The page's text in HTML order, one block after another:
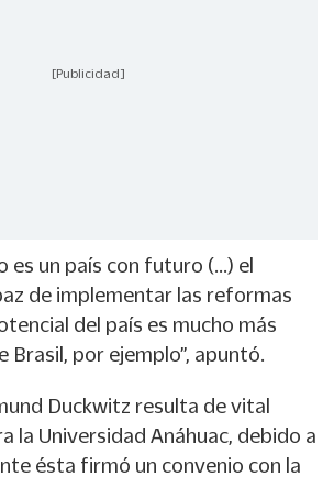
[Publicidad]
es un país con futuro (…) el
de implementar las reformas
del país es mucho más
Brasil, por ejemplo”, apuntó.
Duckwitz resulta de vital
la Universidad Anáhuac, debido a
ésta firmó un convenio con la